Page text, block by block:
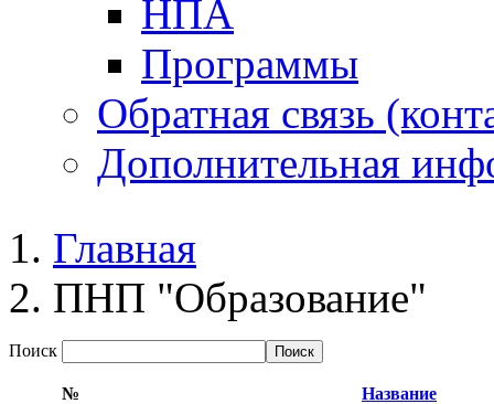
НПА
Программы
Обратная связь
Дополнительная
Главная
ПНП "Образование"
Поиск
№ Название